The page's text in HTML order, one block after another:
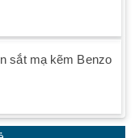
sắt mạ kẽm Benzo